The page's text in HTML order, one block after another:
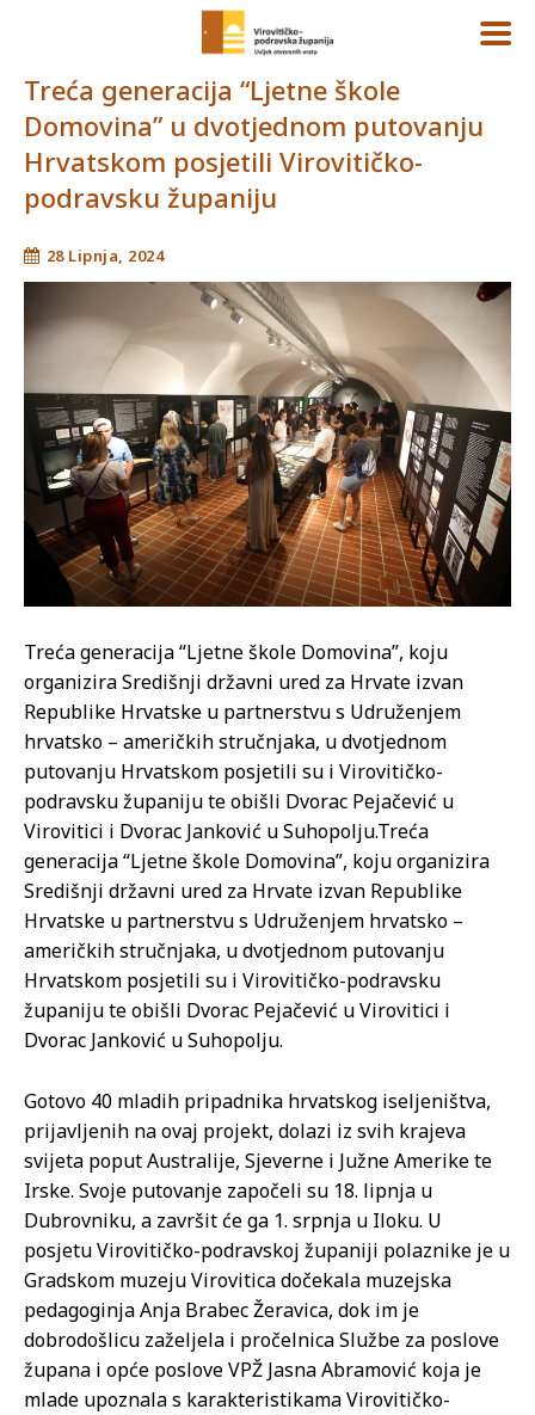
Treća generacija “Ljetne škole
Domovina” u dvotjednom putovanju
Hrvatskom posjetili Virovitičko-
podravsku županiju
28 Lipnja, 2024
Treća generacija “Ljetne škole Domovina”, koju
organizira Središnji državni ured za Hrvate izvan
Republike Hrvatske u partnerstvu s Udruženjem
hrvatsko – američkih stručnjaka, u dvotjednom
putovanju Hrvatskom posjetili su i Virovitičko-
podravsku županiju te obišli Dvorac Pejačević u
Virovitici i Dvorac Janković u Suhopolju.Treća
generacija “Ljetne škole Domovina”, koju organizira
Središnji državni ured za Hrvate izvan Republike
Hrvatske u partnerstvu s Udruženjem hrvatsko –
američkih stručnjaka, u dvotjednom putovanju
Hrvatskom posjetili su i Virovitičko-podravsku
županiju te obišli Dvorac Pejačević u Virovitici i
Dvorac Janković u Suhopolju.
Gotovo 40 mladih pripadnika hrvatskog iseljeništva,
prijavljenih na ovaj projekt, dolazi iz svih krajeva
svijeta poput Australije, Sjeverne i Južne Amerike te
Irske. Svoje putovanje započeli su 18. lipnja u
Dubrovniku, a završit će ga 1. srpnja u Iloku. U
posjetu Virovitičko-podravskoj županiji polaznike je u
Gradskom muzeju Virovitica dočekala muzejska
pedagoginja Anja Brabec Žeravica, dok im je
dobrodošlicu zaželjela i pročelnica Službe za poslove
župana i opće poslove VPŽ Jasna Abramović koja je
mlade upoznala s karakteristikama Virovitičko-